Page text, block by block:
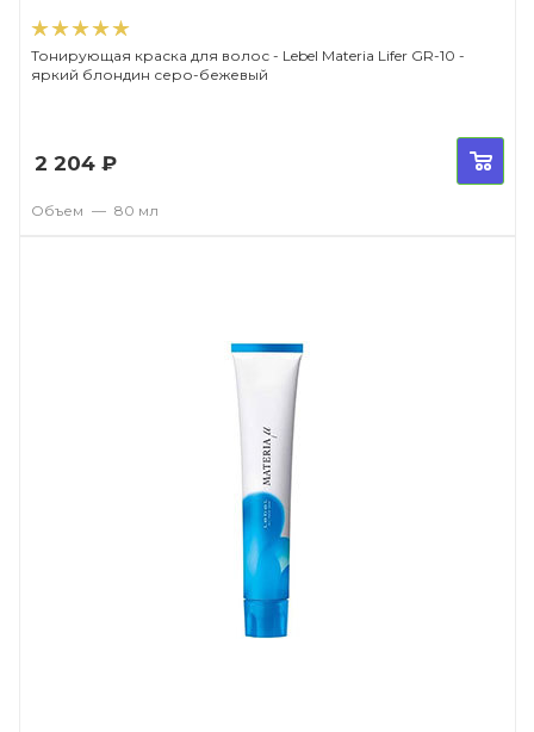
Тонирующая краска для волос - Lebel Materia Lifer GR-10 -
яркий блондин серо-бежевый
2 204 ₽
Объем — 80 мл